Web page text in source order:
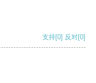
支持[0] 反对[0]